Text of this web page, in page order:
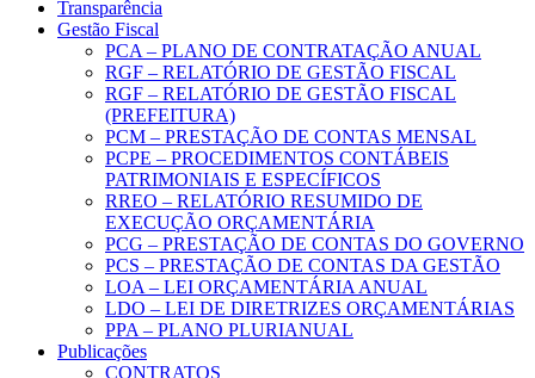
Transparência
Gestão Fiscal
PCA – PLANO DE CONTRATAÇÃO ANUAL
RGF – RELATÓRIO DE GESTÃO FISCAL
RGF – RELATÓRIO DE GESTÃO FISCAL
(PREFEITURA)
PCM – PRESTAÇÃO DE CONTAS MENSAL
PCPE – PROCEDIMENTOS CONTÁBEIS
PATRIMONIAIS E ESPECÍFICOS
RREO – RELATÓRIO RESUMIDO DE
EXECUÇÃO ORÇAMENTÁRIA
PCG – PRESTAÇÃO DE CONTAS DO GOVERNO
PCS – PRESTAÇÃO DE CONTAS DA GESTÃO
LOA – LEI ORÇAMENTÁRIA ANUAL
LDO – LEI DE DIRETRIZES ORÇAMENTÁRIAS
PPA – PLANO PLURIANUAL
Publicações
CONTRATOS